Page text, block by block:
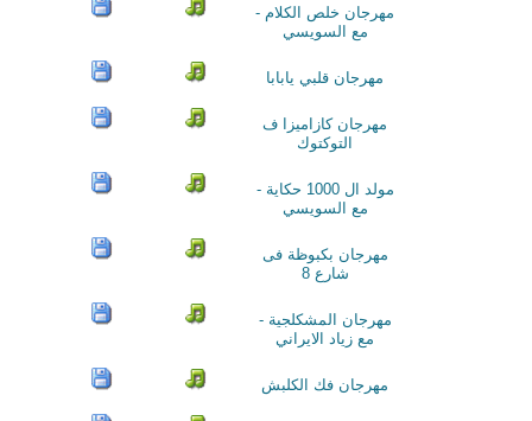
مهرجان خلص الكلام -
مع السويسي
مهرجان قلبي يابابا
مهرجان كازاميزا ف
التوكتوك
مولد ال 1000 حكاية -
مع السويسي
مهرجان بكبوظة فى
شارع 8
مهرجان المشكلجية -
مع زياد الايراني
مهرجان فك الكلبش